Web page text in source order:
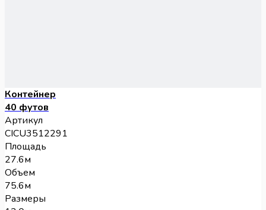
Контейнер
40 футов
Артикул
CICU3512291
Площадь
27.6м
Объем
75.6м
Размеры